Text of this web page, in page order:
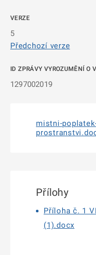
VERZE
5
Předchozí verze
ID ZPRÁVY VYROZUMĚNÍ O
1297002019
mistni-
Přílohy
Příloha č. 1
(1).docx